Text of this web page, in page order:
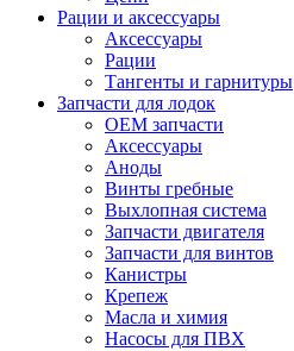
Рации и аксессуары
Аксессуары
Рации
Тангенты и гарнитуры
Запчасти для лодок
OEM запчасти
Аксессуары
Аноды
Винты гребные
Выхлопная система
Запчасти двигателя
Запчасти для винтов
Канистры
Крепеж
Масла и химия
Насосы для ПВХ